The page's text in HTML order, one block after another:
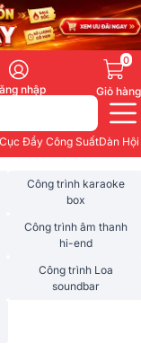
nhập
0
Giỏ hàng
Cục Đẩy Công SuấtDàn
Công trình karaoke
box
Công trình âm thanh
hi-end
Công trình Loa
soundbar